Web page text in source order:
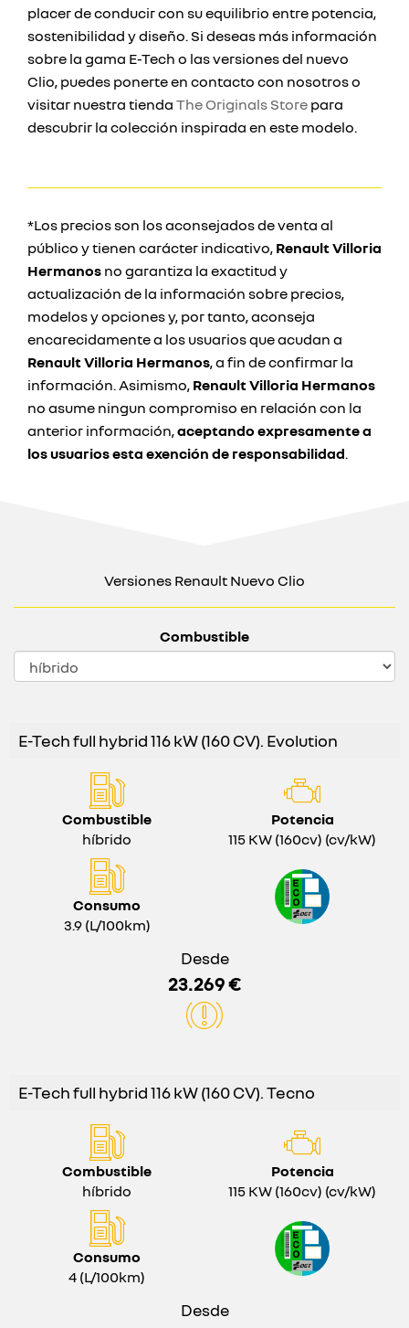
placer de conducir con su equilibrio entre potencia,
sostenibilidad y diseño. Si deseas más información
sobre la gama E-Tech o las versiones del nuevo
Clio, puedes ponerte en contacto con nosotros o
visitar nuestra tienda The Originals Store para
descubrir la colección inspirada en este modelo.
*Los precios son los aconsejados de venta al
público y tienen carácter indicativo, Renault Villoria
Hermanos no garantiza la exactitud y
actualización de la información sobre precios,
modelos y opciones y, por tanto, aconseja
encarecidamente a los usuarios que acudan a
Renault Villoria Hermanos, a fin de confirmar la
información. Asimismo, Renault Villoria Hermanos
no asume ningun compromiso en relación con la
anterior información,aceptando expresamente a
los usuarios esta exención de responsabilidad.
Versiones Renault Nuevo Clio
Combustible
E-Tech full hybrid 116 kW (160 CV). Evolution
Combustible
híbrido
Potencia
115 KW (160cv) (cv/kW)
Consumo
3.9 (L/100km)
Desde
23.269 €
E-Tech full hybrid 116 kW (160 CV). Tecno
Combustible
híbrido
Potencia
115 KW (160cv) (cv/kW)
Consumo
4 (L/100km)
Desde